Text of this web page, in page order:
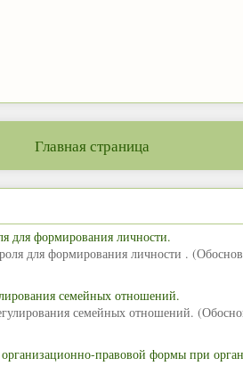
Главная страница
для формирования личности.
для формирования личности .
семейных отношений.
семейных отношений.
правовой формы при